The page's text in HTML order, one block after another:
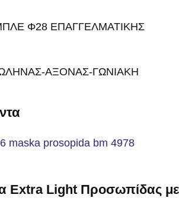
Φ28 ΕΠΑΓΓΕΛΜΑΤΙΚΗΣ
ΑΞΟΝΑΣ-ΓΩΝΙΑΚΗ
Extra Light Προσωπίδας με